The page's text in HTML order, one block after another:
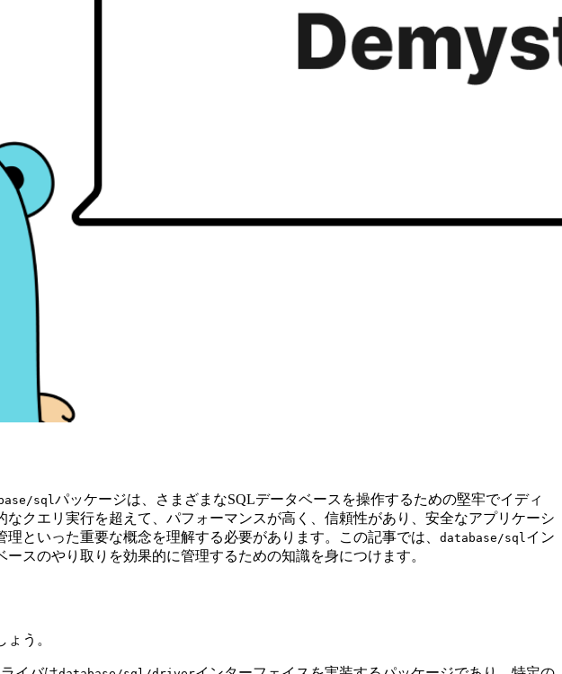
sqlパッケージは、さまざまなSQLデータベースを操作するための堅牢でイディ
クエリ実行を超えて、パフォーマンスが高く、信頼性があり、安全なアプリケーシ
といった重要な概念を理解する必要があります。この記事では、 database/sqlイン
スのやり取りを効果的に管理するための知識を身につけます。
う。